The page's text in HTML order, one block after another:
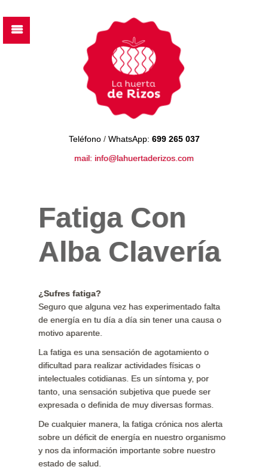
Teléfono / WhatsApp: 699 265 037
mail: info@lahuertaderizos.com
Fatiga Con
Alba Clavería
¿Sufres fatiga?
Seguro que alguna vez has experimentado falta
de energía en tu día a día sin tener una causa o
motivo aparente.
La fatiga es una sensación de agotamiento o
dificultad para realizar actividades físicas o
intelectuales cotidianas. Es un síntoma y, por
tanto, una sensación subjetiva que puede ser
expresada o definida de muy diversas formas.
De cualquier manera, la fatiga crónica nos alerta
sobre un déficit de energía en nuestro organismo
y nos da información importante sobre nuestro
estado de salud.